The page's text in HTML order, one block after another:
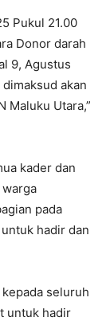
Pukul 21.00
Donor darah
9, Agustus
akan
Maluku Utara,”
kader dan
pada
hadir dan
kepada seluruh
untuk hadir